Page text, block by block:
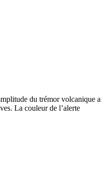
du trémor volcanique a
La couleur de l’alerte